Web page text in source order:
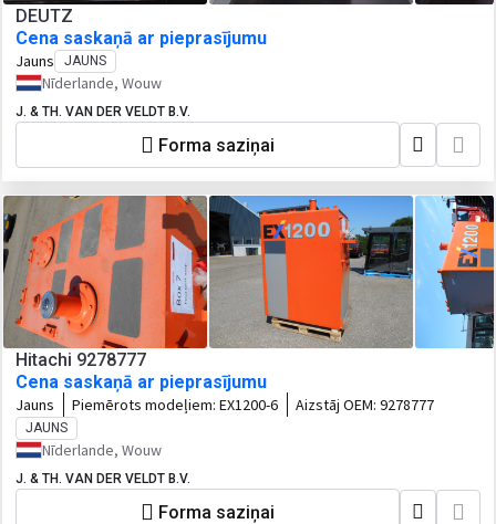
DEUTZ
Cena saskaņā ar pieprasījumu
Jauns JAUNS
Nīderlande, Wouw
J. & TH. VAN DER VELDT B.V.
Forma saziņai
Hitachi 9278777
Cena saskaņā ar pieprasījumu
Jauns Piemērots modeļiem: EX1200-6 Aizstāj OEM: 9278777
JAUNS
Nīderlande, Wouw
J. & TH. VAN DER VELDT B.V.
Forma saziņai